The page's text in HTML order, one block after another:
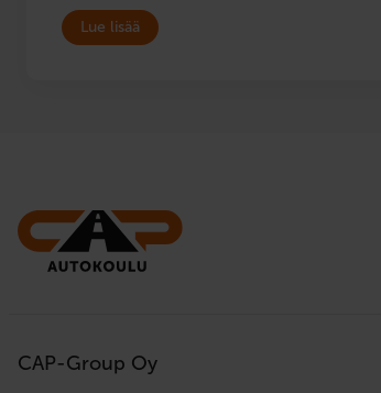
Lue lisää
CAP-Group Oy